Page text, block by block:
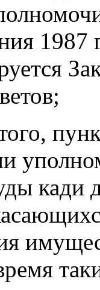
1987
кади